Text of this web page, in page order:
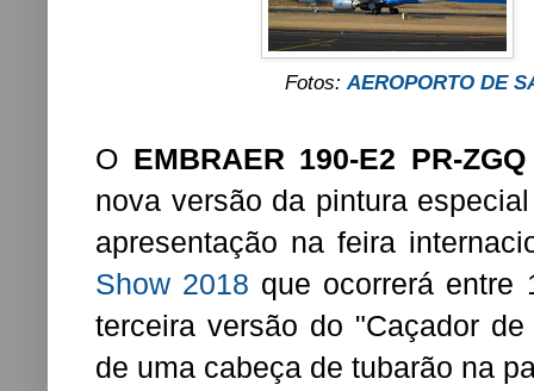
Fotos: AEROPORTO DE
O EMBRAER 190-E2 PR-
nova versão da pintura
apresentação na feira
Show 2018 que ocorrerá entre
terceira versão do "Caçador
de uma cabeça de tubarão na